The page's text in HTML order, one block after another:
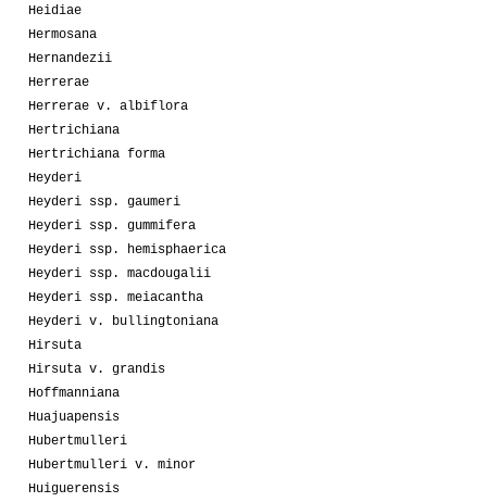
Heidiae
Hermosana
Hernandezii
Herrerae
Herrerae v. albiflora
Hertrichiana
Hertrichiana forma
Heyderi
Heyderi ssp. gaumeri
Heyderi ssp. gummifera
Heyderi ssp. hemisphaerica
Heyderi ssp. macdougalii
Heyderi ssp. meiacantha
Heyderi v. bullingtoniana
Hirsuta
Hirsuta v. grandis
Hoffmanniana
Huajuapensis
Hubertmulleri
Hubertmulleri v. minor
Huiguerensis